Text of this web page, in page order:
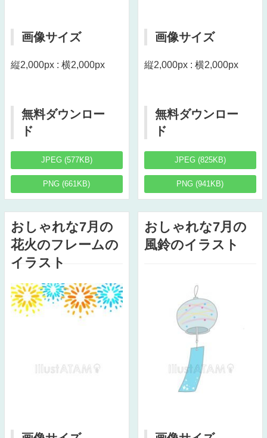
画像サイズ
縦2,000px : 横2,000px
無料ダウンロー
ド
JPEG (577KB)
PNG (661KB)
画像サイズ
縦2,000px : 横2,000px
無料ダウンロー
ド
JPEG (825KB)
PNG (941KB)
おしゃれな7月の
花火のフレームの
イラスト
おしゃれな7月の
風鈴のイラスト